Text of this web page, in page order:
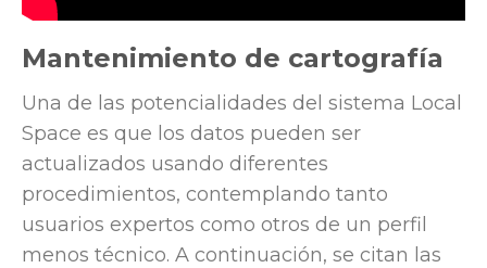
Mantenimiento de cartografía
Una de las potencialidades del sistema Local
Space es que los datos pueden ser
actualizados usando diferentes
procedimientos, contemplando tanto
usuarios expertos como otros de un perfil
menos técnico. A continuación, se citan las